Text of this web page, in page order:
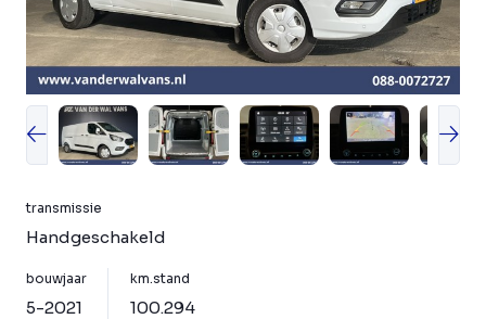
transmissie
Handgeschakeld
bouwjaar
5-2021
km.stand
100.294